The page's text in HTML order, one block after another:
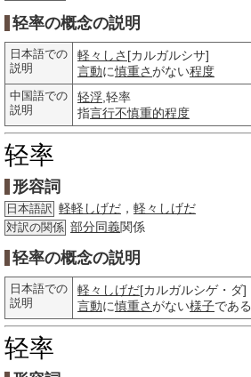
轻率の概念の説明
日本語での
説明
軽々しさ [カルガルシサ]
言動に慎重さがない程度
中国語での
説明
轻浮 ,轻率
指言行不慎重的程度
轻率
形容詞
日本語訳 軽軽しげだ ， 軽々しげだ
対訳の関係 部分同義関係
轻率の概念の説明
日本語での
説明
軽々しげだ[カルガルシゲ・ダ]
言動に慎重さがない様子である
轻率